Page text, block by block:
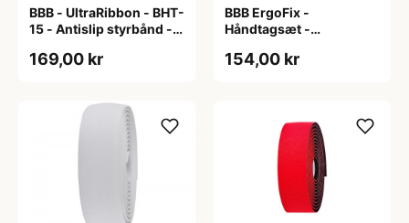
BBB - UltraRibbon - BHT-
15 - Antislip styrbånd -
169,00 kr
BBB ErgoFix -
Håndtagsæt -
Sort
154,00 kr